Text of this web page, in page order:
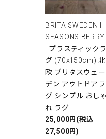
BRITA SWEDEN |
SEASONS BERRY
| プラスティックラ
グ (70x150cm) 北
欧 ブリタスウェー
デン アウトドアラ
グ シンプル おしゃ
れ ラグ
25,000円(税込
27,500円)